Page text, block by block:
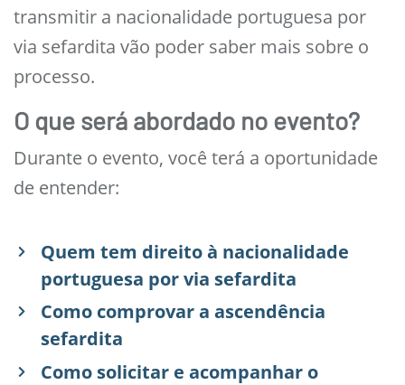
transmitir a nacionalidade portuguesa por
via sefardita vão poder saber mais sobre o
processo.
O que será abordado no evento?
Durante o evento, você terá a oportunidade
de entender:
Quem tem direito à nacionalidade
portuguesa por via sefardita
Como comprovar a ascendência
sefardita
Como solicitar e acompanhar o